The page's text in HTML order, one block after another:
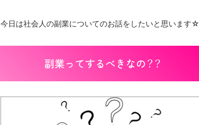
今日は社会人の副業についてのお話をしたいと思います☆
副業ってするべきなの？？